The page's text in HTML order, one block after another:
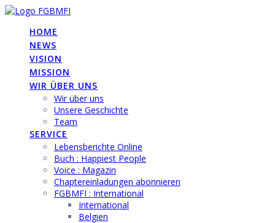
Skip
contentHOME
NEWS
VISION
MISSION
WIR ÜBER UNS
Wir über uns
Unsere Geschichte
Team
SERVICE
Lebensberichte Online
Buch : Happiest People
Voice : Magazin
Chaptereinladungen abonnieren
FGBMFI : International
International
Belgien